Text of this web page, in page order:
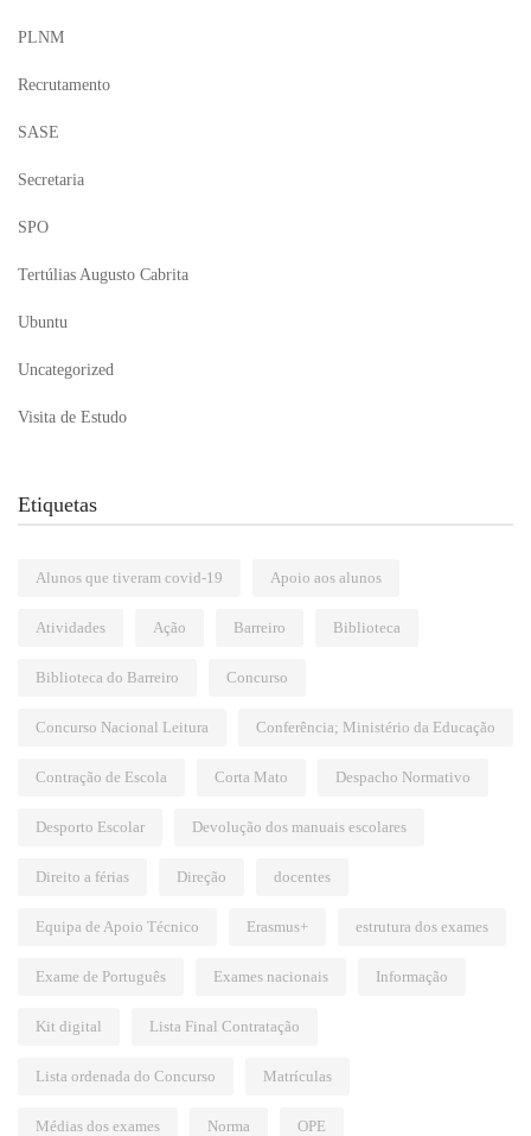
PLNM
Recrutamento
SASE
Secretaria
SPO
Tertúlias Augusto Cabrita
Ubuntu
Uncategorized
Visita de Estudo
Etiquetas
Alunos que tiveram covid-19 Apoio aos alunos
Atividades Ação Barreiro Biblioteca
Biblioteca do Barreiro Concurso
Concurso Nacional Leitura Conferência; Ministério da Educação
Contração de Escola Corta Mato Despacho Normativo
Desporto Escolar Devolução dos manuais escolares
Direito a férias Direção docentes
Equipa de Apoio Técnico Erasmus+ estrutura dos exames
Exame de Português Exames nacionais Informação
Kit digital Lista Final Contratação
Lista ordenada do Concurso Matrículas
Médias dos exames Norma OPE